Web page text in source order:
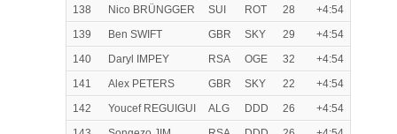
138
Nico BRÜNGGER SUI ROT 28
+4:54
139
Ben SWIFT GBR SKY 29
+4:54
140
Daryl IMPEY RSA OGE 32
+4:54
141
Alex PETERS GBR SKY 22
+4:54
142
Youcef REGUIGUI ALG DDD 26
+4:54